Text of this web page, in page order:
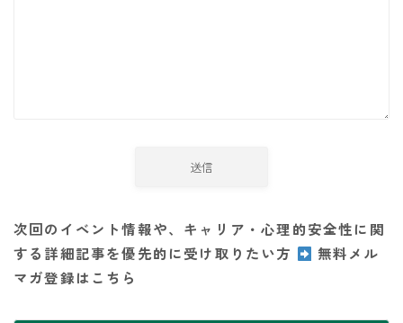
次回のイベント情報や、キャリア・心理的安全性に関
する詳細記事を優先的に受け取りたい方
無料メル
マガ登録はこちら